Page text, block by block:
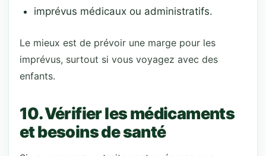
imprévus médicaux ou administratifs.
Le mieux est de prévoir une marge pour les
imprévus, surtout si vous voyagez avec des
enfants.
10. Vérifier les médicaments
et besoins de santé